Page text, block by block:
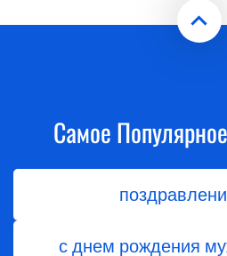
Самое
с днем рождения